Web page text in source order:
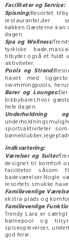
Faciliteter og Service:
Spisning:Resortet
restauranter,der
køkken.Gæsterne
dagen.
Spa og Wellness:
tyrkiske
tilbyder også et fuldt
aktiviteter.
Pools og Strand:
havet med
swimmingpools,
Barer og Lounges:
lobbybarer,hvor
hele dagen.
Underholdning
sportsaktiviteter
Indkvartering:
Værelser og Suiter:
designet til komfort
faciliteter såsom
badeværelser.Nogle
resortets smukke
Familievenlige
ekstra plads og
Familievenlige
Trendy Lara er
børnepool og
spiseoplevelser,
god ferie.